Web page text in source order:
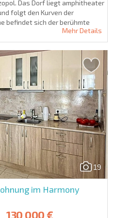
Das Dorf liegt amphitheater
folgt den Kurven der
befindet sich der berühmte
Mehr Details
19
im Harmony
130 000 €